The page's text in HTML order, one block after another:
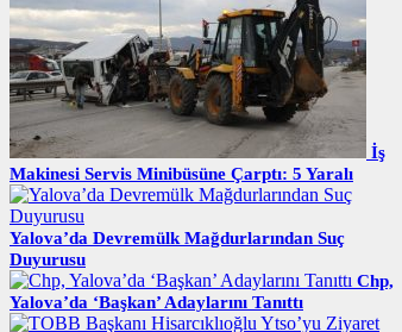
İş
Makinesi Servis Minibüsüne Çarptı: 5 Yaralı
Yalova’da Devremülk Mağdurlarından Suç
Duyurusu
Chp,
Yalova’da ‘Başkan’ Adaylarını Tanıttı